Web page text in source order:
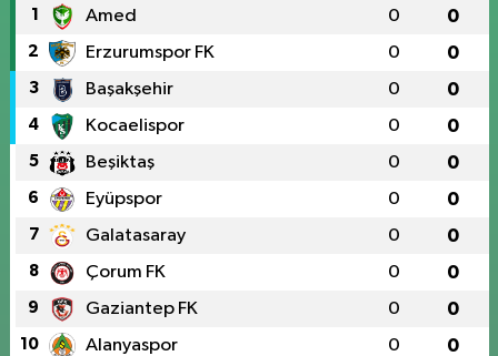
1 Amed 0 0
2 Erzurumspor FK 0 0
3 Başakşehir 0 0
4 Kocaelispor 0 0
5 Beşiktaş 0 0
6 Eyüpspor 0 0
7 Galatasaray 0 0
8 Çorum FK 0 0
9 Gaziantep FK 0 0
10 Alanyaspor 0 0